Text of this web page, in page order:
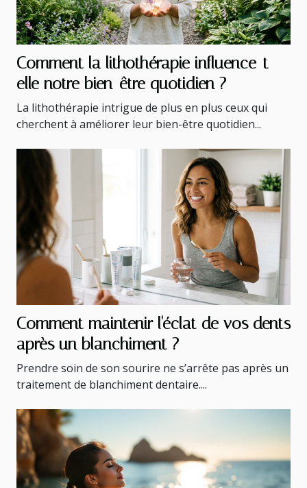
Comment la lithothérapie influence-t-
elle notre bien-être quotidien ?
La lithothérapie intrigue de plus en plus ceux qui
cherchent à améliorer leur bien-être quotidien...
Comment maintenir l'éclat de vos dents
après un blanchiment ?
Prendre soin de son sourire ne s’arrête pas après un
traitement de blanchiment dentaire....